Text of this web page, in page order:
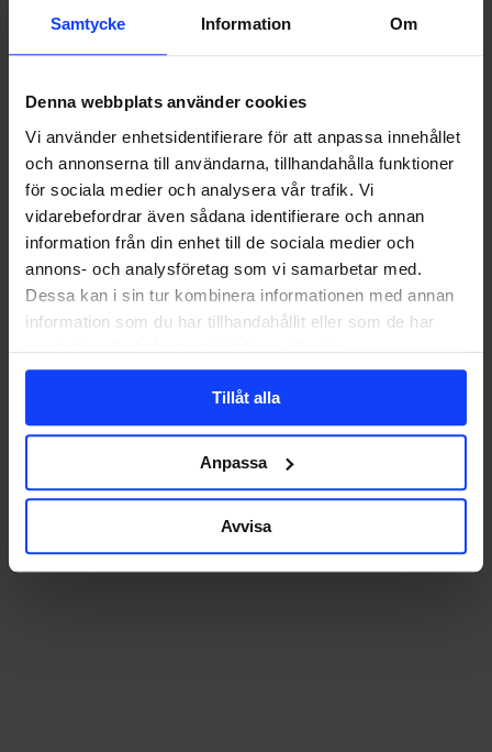
Samtycke Information Om
Denna webbplats använder cookies
Vi använder enhetsidentifierare för att anpassa innehållet
och annonserna till användarna, tillhandahålla funktioner
för sociala medier och analysera vår trafik. Vi
vidarebefordrar även sådana identifierare och annan
information från din enhet till de sociala medier och
annons- och analysföretag som vi samarbetar med.
Dessa kan i sin tur kombinera informationen med annan
information som du har tillhandahållit eller som de har
samlat in när du har använt deras tjänster.
Tillåt alla
Anpassa
Avvisa
PÅ KONTORETLär
känna
7
Lär känna Glory Days 7 senaste tillskott!
Tiden går fort när man har roligt! Förutom att vi börjat jobba med
johan@glorydays.se2022-04-20